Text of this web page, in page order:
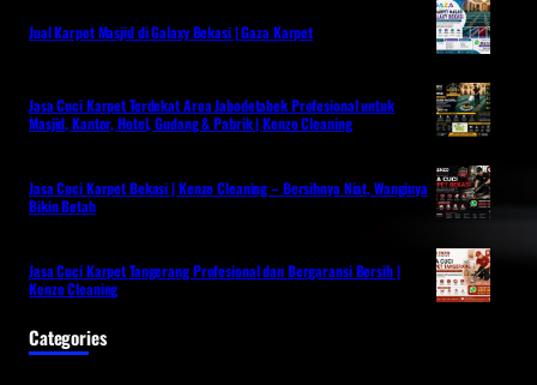
Jual Karpet Masjid di Galaxy Bekasi | Gaza Karpet
Jasa Cuci Karpet Terdekat Area Jabodetabek Profesional untuk
Masjid, Kantor, Hotel, Gudang & Pabrik | Kenzo Cleaning
Jasa Cuci Karpet Bekasi | Kenzo Cleaning – Bersihnya Niat, Wanginya
Bikin Betah
Jasa Cuci Karpet Tangerang Profesional dan Bergaransi Bersih |
Kenzo Cleaning
Categories